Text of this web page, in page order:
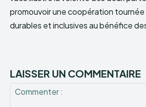
promouvoir une coopération tournée
durables et inclusives au bénéfice
LAISSER UN COMMENTAIRE